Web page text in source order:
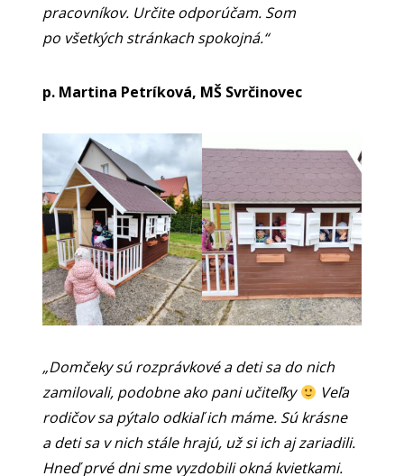
pracovníkov. Určite odporúčam. Som
po všetkých stránkach spokojná.“
p. Martina Petríková, MŠ Svrčinovec
„Domčeky sú rozprávkové a deti sa do nich
zamilovali, podobne ako pani učiteľky
Veľa
rodičov sa pýtalo odkiaľ ich máme. Sú krásne
a deti sa v nich stále hrajú, už si ich aj zariadili.
Hneď prvé dni sme vyzdobili okná kvietkami.